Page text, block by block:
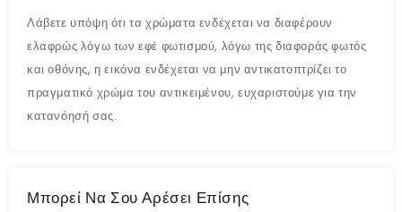
Λάβετε υπόψη ότι τα χρώματα ενδέχεται να διαφέρουν
ελαφρώς λόγω των εφέ φωτισμού, λόγω της διαφοράς φωτός
και οθόνης, η εικόνα ενδέχεται να μην αντικατοπτρίζει το
πραγματικό χρώμα του αντικειμένου, ευχαριστούμε για την
κατανόησή σας.
Μπορεί Να Σου Αρέσει Επίσης